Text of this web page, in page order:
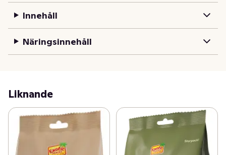
Innehåll
Näringsinnehåll
Liknande